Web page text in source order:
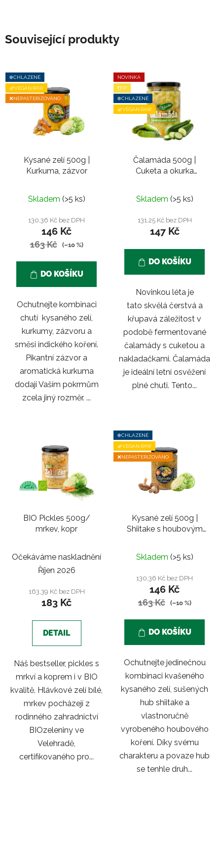
Související produkty
❄️CHLAZENÉ
🌿VEGAN,RAW
❌NEPASTERIZOVÁNO
Kysané zelí 500g |
Kurkuma, zázvor
hodnocení
produktu
je
5,0
5
Skladem (>5 ks)
130,36 Kč bez DPH
146 Kč
163 Kč (–10 %)
DO KOŠÍKU
Ochutnejte kombinaci
chutí kysaného zelí,
kurkumy, zázvoru a
směsi indického koření.
Pikantní zázvor a
aromatická kurkuma
dodají Vaším pokrmům
zcela jiný rozměr. ...
NOVINKA
❗TIP
❄️CHLAZENÉ
🌿VEGAN,RAW
Čalamáda 500g |
Cuketa a okurka
Skladem (>5 ks)
131,25 Kč bez DPH
147 Kč
DO KOŠÍKU
Novinkou léta je
tato skvělá čerstvá a
křupavá záležitost v
podobě fermentované
čalamády s cuketou a
nakladačkami. Čalamáda
je ideální letní osvěžení
plné chuti. Tento...
BIO Pickles 500g/
mrkev, kopr
hodnocení
produktu
je
5,0
5
Očekáváme naskladnění
Říjen 2026
163,39 Kč bez DPH
183 Kč
DETAIL
Náš bestseller, pickles s
mrkví a koprem i v BIO
kvalitě. Hlávkové zelí bílé,
mrkev pocházejí z
rodinného zahradnictví
BIOzeleniny ve
Velehradě,
certifikovaného pro...
❄️CHLAZENÉ
🌿VEGAN,RAW
❌NEPASTERIZOVÁNO
Kysané zelí 500g |
Shiitake s houbovým
hodnocení
produktu
je
5,0
5
Skladem (>5 ks)
130,36 Kč bez DPH
146 Kč
163 Kč (–10 %)
DO KOŠÍKU
Ochutnejte jedinečnou
kombinaci kvašeného
kysaného zelí, sušených
hub shiitake a
vlastnoručně
vyrobeného houbového
koření. Díky svému
charakteru a povaze hub
se tenhle druh...